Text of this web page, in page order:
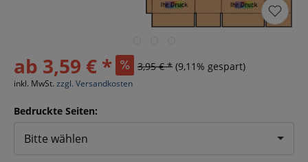
ab 3,59 € * 3,95 € * (9,11% gespart)
inkl. MwSt. zzgl. Versandkosten
Bedruckte Seiten:
Bitte wählen